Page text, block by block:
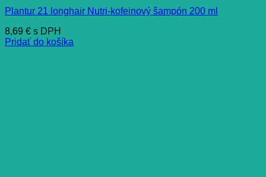
Plantur 21 longhair Nutri-kofeinový šampón 200 ml
8,69 € s DPH
Pridať do košíka